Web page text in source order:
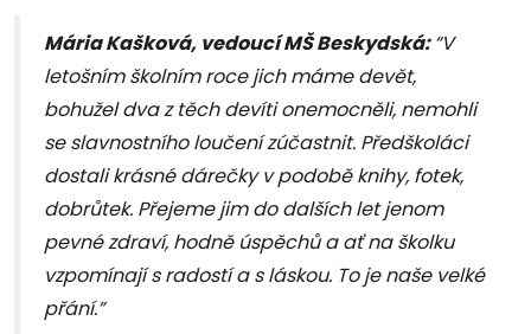
Mária Kašková, vedoucí MŠ Beskydská:“V
letošním školním roce jich máme devět,
bohužel dva z těch devíti onemocněli, nemohli
se slavnostního loučení zúčastnit. Předškoláci
dostali krásné dárečky v podobě knihy, fotek,
dobrůtek. Přejeme jim do dalších let jenom
pevné zdraví, hodně úspěchů a ať na školku
vzpomínají s radostí a s láskou. To je naše velké
přání.”